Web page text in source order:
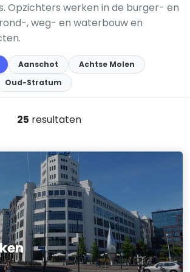
Opzichters werken in de burger- en
, weg- en waterbouw en
Aanschot
Achtse Molen
Oud-Stratum
25 resultaten